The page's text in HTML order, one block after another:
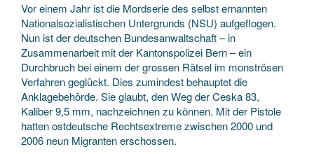
Vor einem Jahr ist die Mordserie des selbst ernannten
Nationalsozialistischen Untergrunds (NSU) aufgeflogen.
Nun ist der deutschen Bundesanwaltschaft – in
Zusammenarbeit mit der Kantonspolizei Bern – ein
Durchbruch bei einem der grossen Rätsel im monströsen
Verfahren geglückt. Dies zumindest behauptet die
Anklagebehörde. Sie glaubt, den Weg der Ceska 83,
Kaliber 9,5 mm, nachzeichnen zu können. Mit der Pistole
hatten ostdeutsche Rechtsextreme zwischen 2000 und
2006 neun Migranten erschossen.